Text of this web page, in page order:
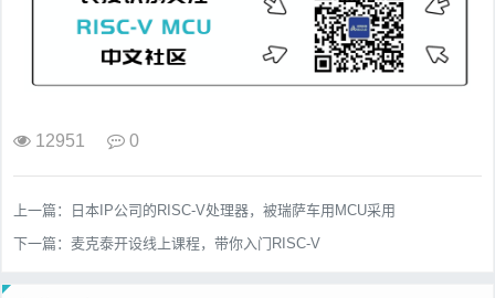
12951 0
上一篇：
日本IP公司的RISC-V处理器，被瑞萨车用MCU采用
下一篇： 麦克泰开设线上课程，带你入门RISC-V